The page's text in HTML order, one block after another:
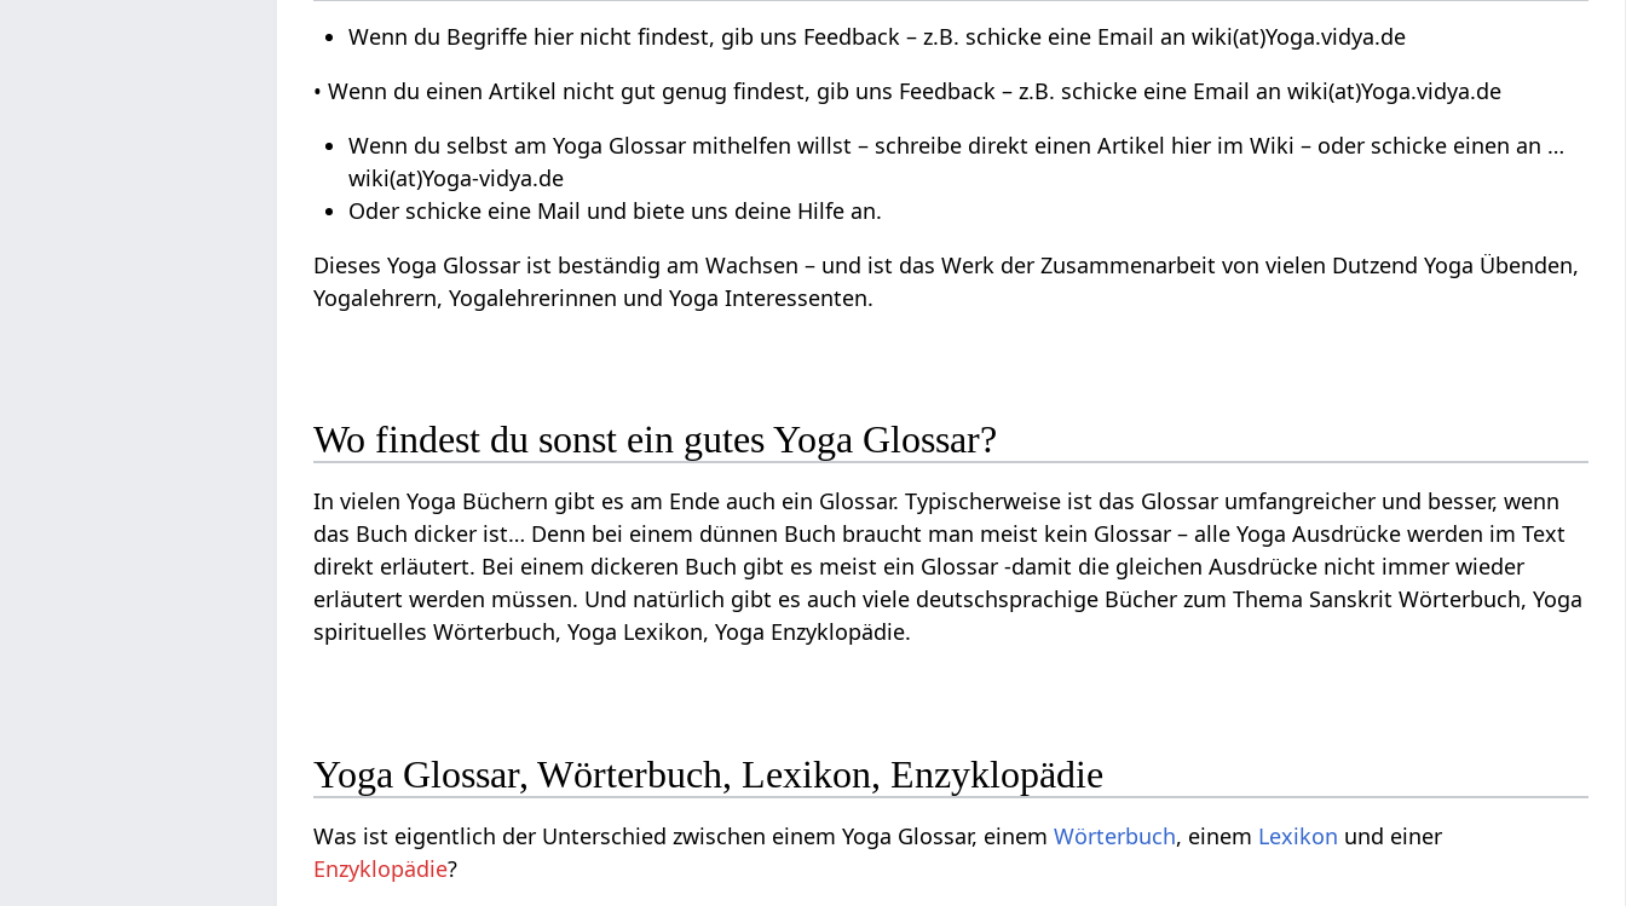
Wenn du Begriffe hier nicht findest, gib uns Feedback – z.B. schicke eine Email an wiki(at)Yoga.vidya.de
• Wenn du einen Artikel nicht gut genug findest, gib uns Feedback – z.B. schicke eine Email an wiki(at)Yoga.vidya.de
Wenn du selbst am Yoga Glossar mithelfen willst – schreibe direkt einen Artikel hier im Wiki – oder schicke einen an …
wiki(at)Yoga-vidya.de
Oder schicke eine Mail und biete uns deine Hilfe an.
Dieses Yoga Glossar ist beständig am Wachsen – und ist das Werk der Zusammenarbeit von vielen Dutzend Yoga Übenden,
Yogalehrern, Yogalehrerinnen und Yoga Interessenten.
Wo findest du sonst ein gutes Yoga Glossar?
In vielen Yoga Büchern gibt es am Ende auch ein Glossar. Typischerweise ist das Glossar umfangreicher und besser, wenn
das Buch dicker ist… Denn bei einem dünnen Buch braucht man meist kein Glossar – alle Yoga Ausdrücke werden im Text
direkt erläutert. Bei einem dickeren Buch gibt es meist ein Glossar -damit die gleichen Ausdrücke nicht immer wieder
erläutert werden müssen. Und natürlich gibt es auch viele deutschsprachige Bücher zum Thema Sanskrit Wörterbuch, Yoga
spirituelles Wörterbuch, Yoga Lexikon, Yoga Enzyklopädie.
Yoga Glossar, Wörterbuch, Lexikon, Enzyklopädie
Was ist eigentlich der Unterschied zwischen einem Yoga Glossar, einemWörterbuch, einem Lexikon und einer
Enzyklopädie?